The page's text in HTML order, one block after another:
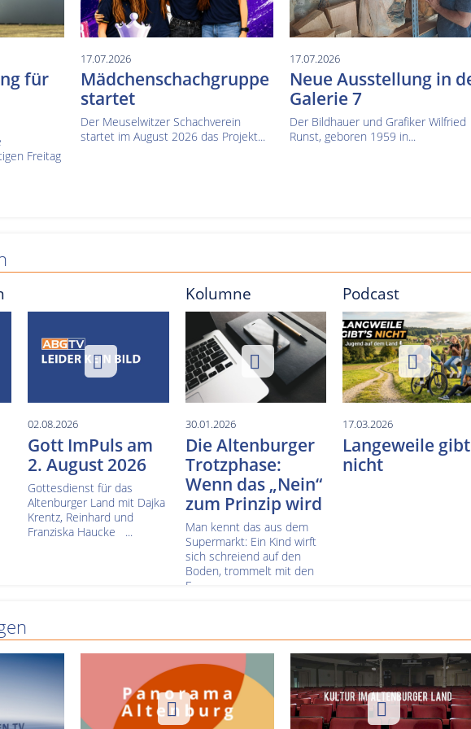
für
Freitag
17.07.2026
Mädchenschachgruppe
startet
Der Meuselwitzer Schachverein
startet im August 2026 das Projekt...
17.07.2026
Neue Ausstellung in
Galerie 7
Der Bildhauer und Grafiker Wilfried
Runst, geboren 1959 in...
02.08.2026
Gott ImPuls am
2. August 2026
Gottesdienst für das
Altenburger Land mit Dajka
Krentz, Reinhard und
Franziska Haucke ...
Kolumne
30.01.2026
Die Altenburger
Trotzphase:
Wenn das „Nein“
zum Prinzip wird
Man kennt das aus dem
Supermarkt: Ein Kind wirft
sich schreiend auf den
Boden, trommelt mit den
F...
Podcast
17.03.2026
Langeweile
nicht